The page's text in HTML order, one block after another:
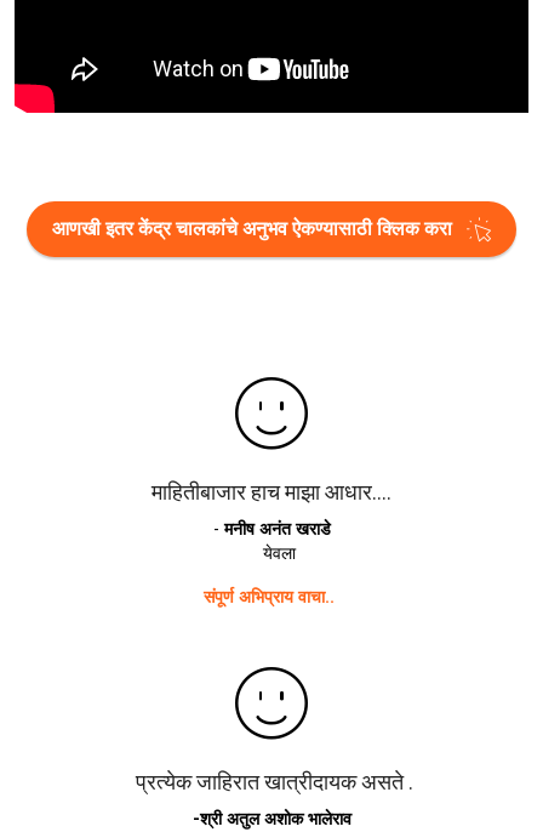
आणखी इतर केंद्र चालकांचे अनुभव ऐकण्यासाठी क्लिक करा
माहितीबाजार हाच माझा आधार....
- मनीष अनंत खराडे
येवला
संपूर्ण अभिप्राय वाचा..
प्रत्येक जाहिरात खात्रीदायक असते .
-श्री अतुल अशोक भालेराव